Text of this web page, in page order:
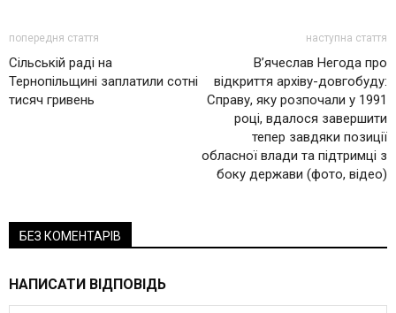
попередня стаття
Сільській раді на
Тернопільщині заплатили сотні
тисяч гривень
наступна стаття
В’ячеслав Негода про
відкриття архіву-довгобуду:
Справу, яку розпочали у 1991
році, вдалося завершити
тепер завдяки позиції
обласної влади та підтримці з
боку держави (фото, відео)
БЕЗ КОМЕНТАРІВ
НАПИСАТИ ВІДПОВІДЬ